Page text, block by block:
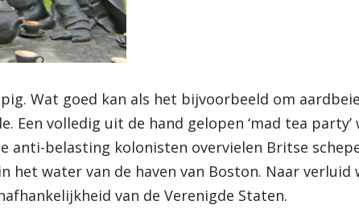
Wat goed kan als het bijvoorbeeld om
Een volledig uit de hand gelopen ‘mad tea party’
anti-belasting kolonisten overvielen Britse
het water van de haven van Boston. Naar verluid
van de Verenigde Staten.